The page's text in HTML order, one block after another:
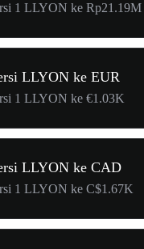
1 LLYON ke Rp21.19M
LLYON ke EUR
1 LLYON ke €1.03K
LLYON ke CAD
1 LLYON ke C$1.67K